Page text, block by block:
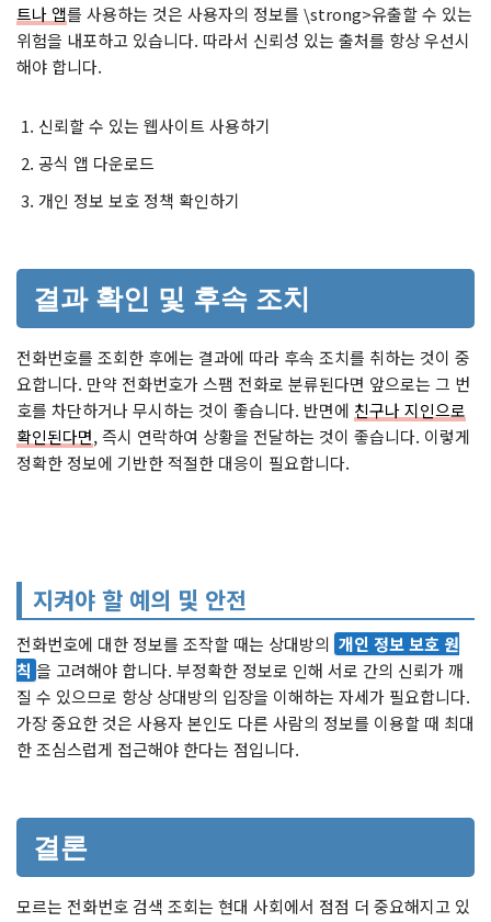
트나 앱를 사용하는 것은 사용자의 정보를 \strong>유출할 수 있는
위험을 내포하고 있습니다. 따라서 신뢰성 있는 출처를 항상 우선시
해야 합니다.
신뢰할 수 있는 웹사이트 사용하기
공식 앱 다운로드
개인 정보 보호 정책 확인하기
결과 확인 및 후속 조치
전화번호를 조회한 후에는 결과에 따라 후속 조치를 취하는 것이 중
요합니다. 만약 전화번호가 스팸 전화로 분류된다면 앞으로는 그 번
호를 차단하거나 무시하는 것이 좋습니다. 반면에 친구나 지인으로
확인된다면, 즉시 연락하여 상황을 전달하는 것이 좋습니다. 이렇게
정확한 정보에 기반한 적절한 대응이 필요합니다.
지켜야 할 예의 및 안전
전화번호에 대한 정보를 조작할 때는 상대방의 개인 정보 보호 원
칙 을 고려해야 합니다. 부정확한 정보로 인해 서로 간의 신뢰가 깨
질 수 있으므로 항상 상대방의 입장을 이해하는 자세가 필요합니다.
가장 중요한 것은 사용자 본인도 다른 사람의 정보를 이용할 때 최대
한 조심스럽게 접근해야 한다는 점입니다.
결론
모르는 전화번호 검색 조회는 현대 사회에서 점점 더 중요해지고 있